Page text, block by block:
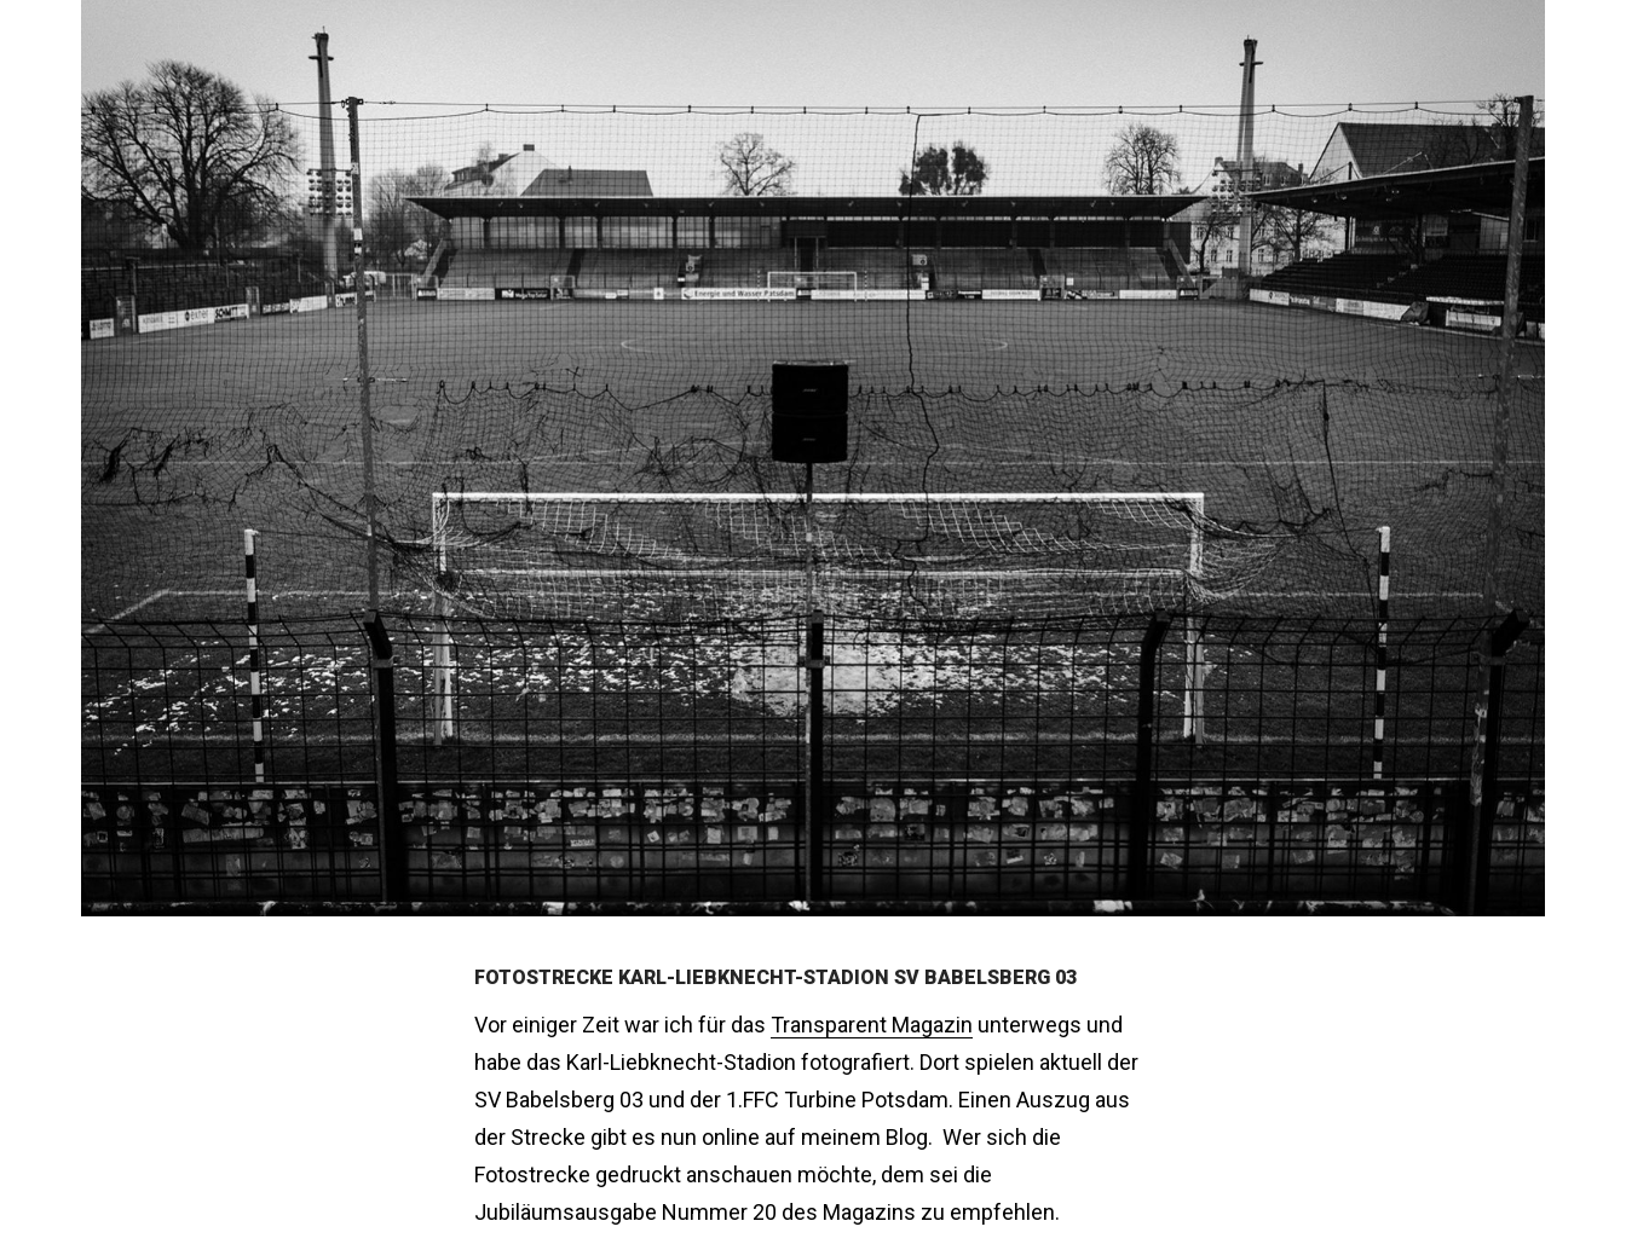
FOTOSTRECKE KARL-LIEBKNECHT-STADION SV BABELSBERG 03
Vor einiger Zeit war ich für das Transparent Magazin unterwegs und
habe das Karl-Liebknecht-Stadion fotografiert. Dort spielen aktuell der
SV Babelsberg 03 und der 1.FFC Turbine Potsdam. Einen Auszug aus
der Strecke gibt es nun online auf meinem Blog. Wer sich die
Fotostrecke gedruckt anschauen möchte, dem sei die
Jubiläumsausgabe Nummer 20 des Magazins zu empfehlen.